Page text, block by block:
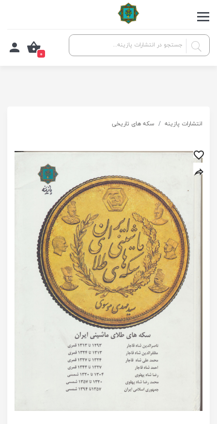
0
انتشارات پازینه سکه های تاریخی